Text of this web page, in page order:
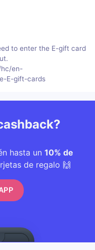
to enter the E-gift card
hc/en-
E-gift-cards
hasta un 10% de
de regalo 🙌